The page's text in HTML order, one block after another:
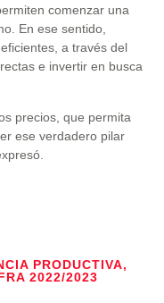
comenzar una
En ese sentido,
a través del
e invertir en busca
precios, que permita
ese verdadero pilar
PRODUCTIVA,
2022/2023